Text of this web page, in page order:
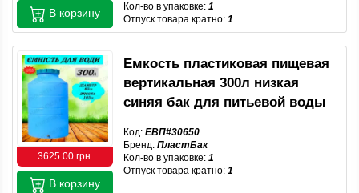
Кол-во в упаковке: 1
Отпуск товара кратно: 1
В корзину
3625.00 грн.
Емкость пластиковая пищевая
вертикальная 300л низкая
синяя бак для питьевой воды
Код: ЕВП#30650
Бренд: ПластБак
Кол-во в упаковке: 1
Отпуск товара кратно: 1
В корзину